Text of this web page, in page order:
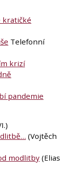
kratičké
Telefonní
krizí
pandemie
(Vojtěch
modlitby (Elias